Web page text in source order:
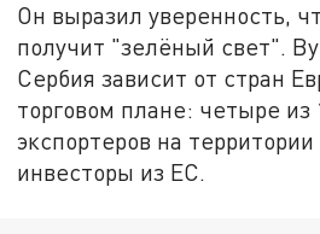
Он выразил уверенность,
получит "зелёный свет".
Сербия зависит от стран
торговом плане: четыре из
экспортеров на
инвесторы из ЕС.